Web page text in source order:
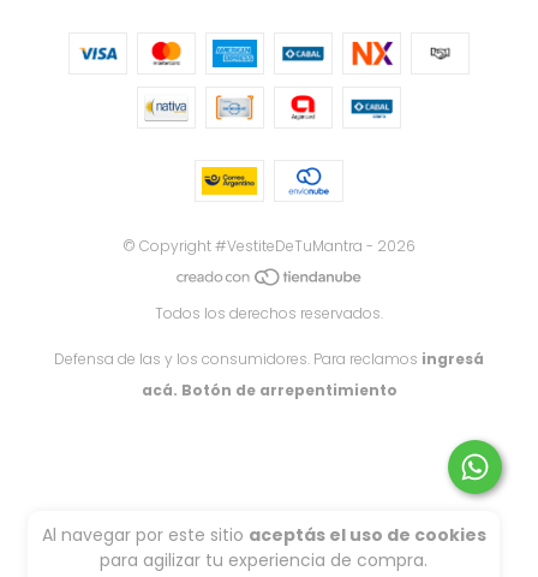
Al navegar por este sitio aceptás el uso de cookies
para agilizar tu experiencia de compra.
© Copyright #VestiteDeTuMantra - 2026
Todos los derechos reservados.
Defensa de las y los consumidores. Para reclamos ingresá
acá. Botón de arrepentimiento